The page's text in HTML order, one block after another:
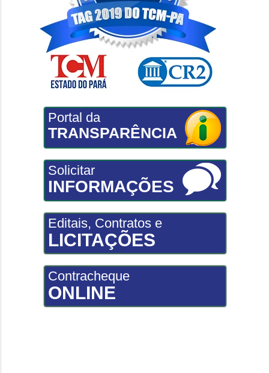
Portal da
TRANSPARÊNCIA
Solicitar
INFORMAÇÕES
Editais, Contratos e
LICITAÇÕES
Contracheque
ONLINE